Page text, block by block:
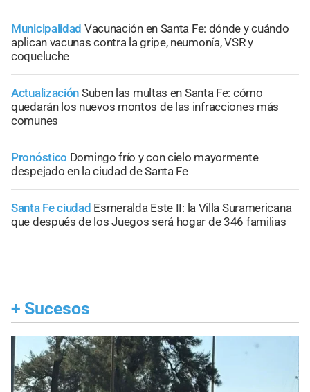
Municipalidad Vacunación en Santa Fe: dónde y cuándo
aplican vacunas contra la gripe, neumonía, VSR y
coqueluche
Actualización Suben las multas en Santa Fe: cómo
quedarán los nuevos montos de las infracciones más
comunes
Pronóstico Domingo frío y con cielo mayormente
despejado en la ciudad de Santa Fe
Santa Fe ciudad Esmeralda Este II: la Villa Suramericana
que después de los Juegos será hogar de 346 familias
+ Sucesos